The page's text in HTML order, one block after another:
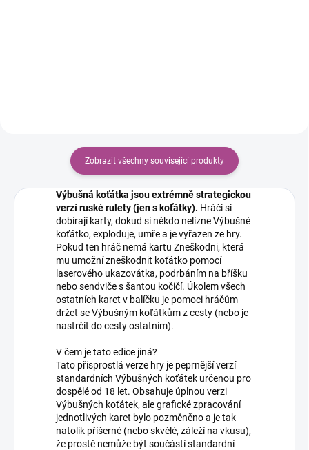
Zobrazit všechny související produkty
Výbušná koťátka jsou extrémně strategickou
verzí ruské rulety (jen s koťátky). Hráči si
dobírají karty, dokud si někdo nelízne Výbušné
koťátko, exploduje, umře a je vyřazen ze hry.
Pokud ten hráč nemá kartu Zneškodni, která
mu umožní zneškodnit koťátko pomocí
laserového ukazovátka, podrbáním na bříšku
nebo sendviče s šantou kočičí. Úkolem všech
ostatních karet v balíčku je pomoci hráčům
držet se Výbušným koťátkům z cesty (nebo je
nastrčit do cesty ostatním).
V čem je tato edice jiná?
Tato přisprostlá verze hry je peprnější verzí
standardních Výbušných koťátek určenou pro
dospělé od 18 let. Obsahuje úplnou verzi
Výbušných koťátek, ale grafické zpracování
jednotlivých karet bylo pozměněno a je tak
natolik příšerné (nebo skvělé, záleží na vkusu),
že prostě nemůže být součástí standardní